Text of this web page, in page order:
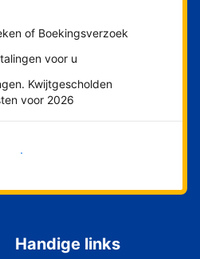
of Boekingsverzoek
voor u
Kwijtgescholden
voor 2026
beginnen
Handige links